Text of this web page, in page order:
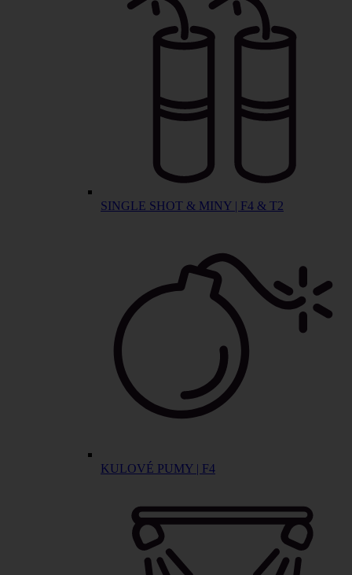
SINGLE SHOT & MINY | F4 & T2
KULOVÉ PUMY | F4